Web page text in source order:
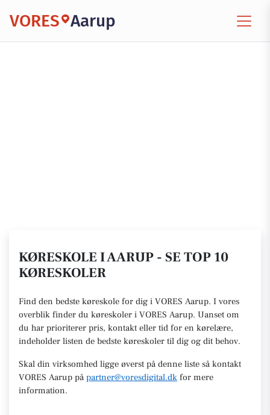
VORES Aarup
KØRESKOLE I AARUP - SE TOP 10
KØRESKOLER
Find den bedste køreskole for dig i VORES Aarup. I vores
overblik finder du køreskoler i VORES Aarup. Uanset om
du har prioriterer pris, kontakt eller tid for en kørelære,
indeholder listen de bedste køreskoler til dig og dit behov.
Skal din virksomhed ligge øverst på denne liste så kontakt
VORES Aarup på partner@voresdigital.dk for mere
information.